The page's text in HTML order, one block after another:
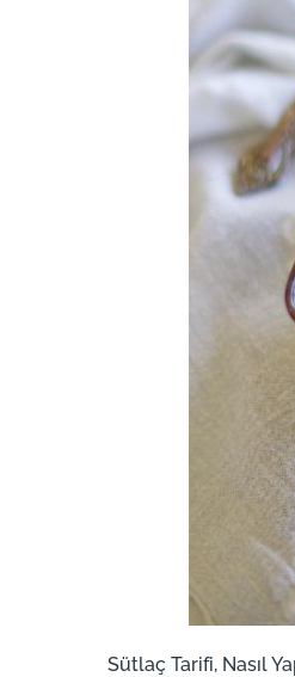
Sütlaç Tarifi, Nasıl